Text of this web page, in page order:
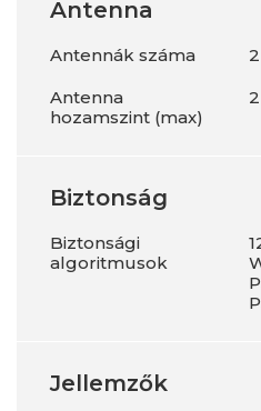
Antenna
Antennák száma
2
Antenna
hozamszint (max)
Biztonság
Biztonsági
algoritmusok
Jellemzők